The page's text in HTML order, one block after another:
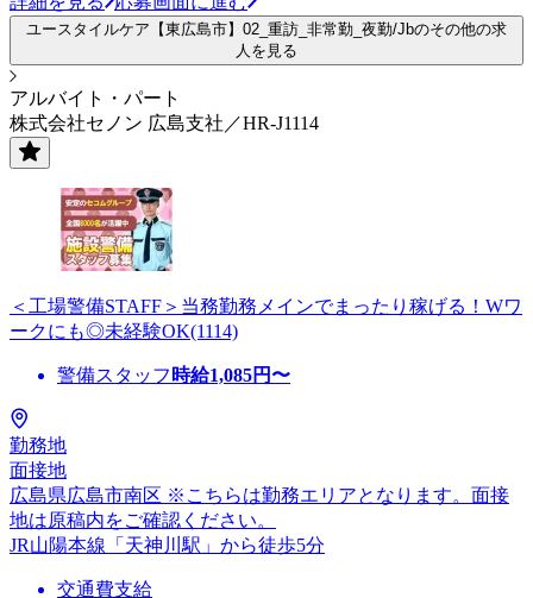
ユースタイルケア【東広島市】02_重訪_非常勤_夜勤/Jbのその他の求
人を見る
アルバイト・パート
株式会社セノン 広島支社／HR-J1114
＜工場警備STAFF＞当務勤務メインでまったり稼げる！Wワ
ークにも◎未経験OK(1114)
警備スタッフ 時給1,085円〜
勤務地
面接地
広島県広島市南区 ※こちらは勤務エリアとなります。面接
地は原稿内をご確認ください。
JR山陽本線「天神川駅」から徒歩5分
交通費支給